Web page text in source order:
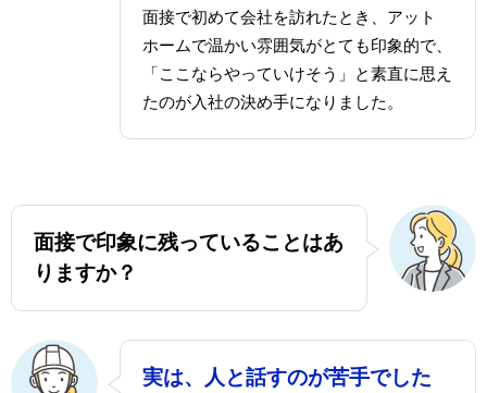
面接で初めて会社を訪れたとき、アット
ホームで温かい雰囲気がとても印象的で、
「ここならやっていけそう」と素直に思え
たのが入社の決め手になりました。
面接で印象に残っていることはあ
りますか？
実は、人と話すのが苦手でした